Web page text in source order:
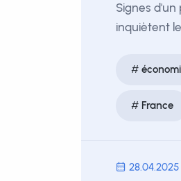
Signes
inquiètent
France
28.04.2025